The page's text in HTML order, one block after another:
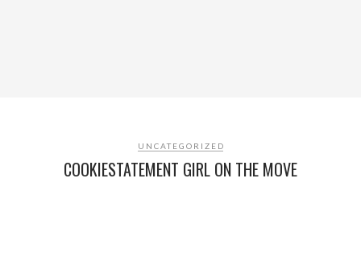
UNCATEGORIZED
COOKIESTATEMENT GIRL ON THE MOVE